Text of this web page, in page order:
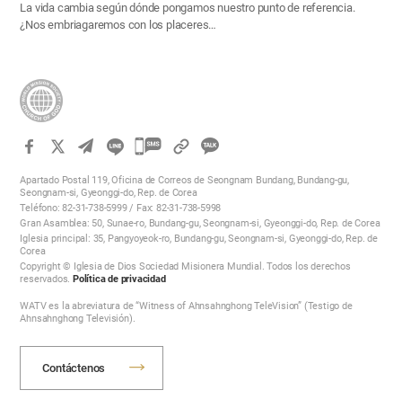
La vida cambia según dónde pongamos nuestro punto de referencia.
¿Nos embriagaremos con los placeres…
카
오
톡
공
하
Apartado Postal 119, Oficina de Correos de Seongnam Bundang, Bundang-gu,
Seongnam-si, Gyeonggi-do, Rep. de Corea
Teléfono: 82-31-738-5999 / Fax: 82-31-738-5998
Gran Asamblea: 50, Sunae-ro, Bundang-gu, Seongnam-si, Gyeonggi-do, Rep. de Corea
Iglesia principal: 35, Pangyoyeok-ro, Bundang-gu, Seongnam-si, Gyeonggi-do, Rep. de
Corea
Copyright © Iglesia de Dios Sociedad Misionera Mundial. Todos los derechos
reservados. Política de privacidad
WATV es la abreviatura de “Witness of Ahnsahnghong TeleVision” (Testigo de
Ahnsahnghong Televisión).
Contáctenos